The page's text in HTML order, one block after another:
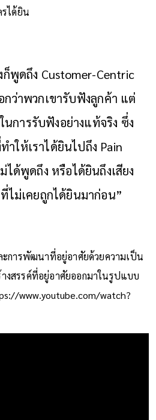
ได้ยิน
พูดถึง Customer-Centric
ว่าพวกเขารับฟังลูกค้า แต่
นการรับฟังอย่างแท้จริง ซึ่ง
ำให้เราได้ยินไปถึง Pain
ได้พูดถึง หรือได้ยินถึงเสียง
ไม่เคยถูกได้ยินมาก่อน”
ะการพัฒนาที่อยู่อาศัยด้วยความเป็น
งสรรค์ที่อยู่อาศัยออกมาในรูปแบบ
www.youtube.com/watch?